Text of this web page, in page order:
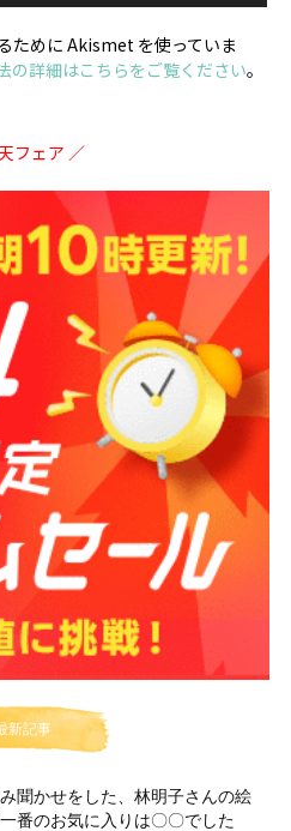
ために Akismet を使っていま
の詳細はこちらをご覧ください。
フェア ／
新記事
聞かせをした、林明子さんの絵
番のお気に入りは〇〇でした